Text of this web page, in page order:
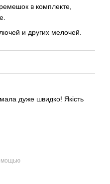
в комплекте,
и других мелочей.
дуже швидко! Якість